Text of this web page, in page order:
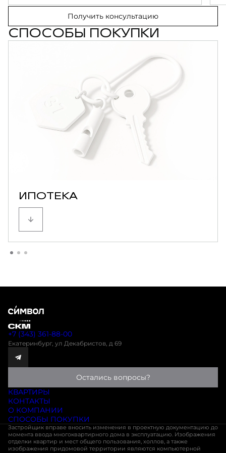
Получить консультацию
СПОСОБЫ ПОКУПКИ
Фиксированная Ставка: от 13,9% годовых.
ИПОТЕКА
+7 (343) 361-88-00
Екатеринбург, ул Декабристов, д 69
Остались вопросы?
КВАРТИРЫ
КОНТАКТЫ
О КОМПАНИИ
СПОСОБЫ ПОКУПКИ
Застройщик вправе вносить изменения в проектную документацию до
момента ввода многоквартирного дома в эксплуатацию. Изображения
отделки квартир и мест общего пользования, холлов, а также
изображения придомовой территории являются компьютерной